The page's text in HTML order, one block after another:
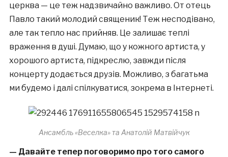
церква — це теж надзвичайно важливо. От отець
Павло такий молодий священик! Теж несподівано,
але так тепло нас прийняв. Це залишає теплі
враження в душі. Думаю, що у кожного артиста, у
хорошого артиста, підкреслю, завжди після
концерту додається друзів. Можливо, з багатьма
ми будемо і далі спілкуватися, зокрема в Інтернеті.
Aнсамбль «Веселка» та Анатолій Матвійчук
— Давайте тепер поговоримо про того самого